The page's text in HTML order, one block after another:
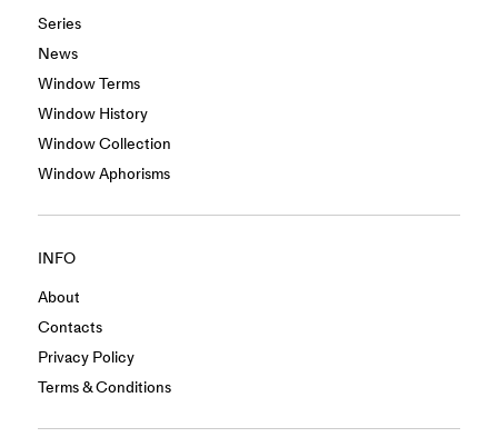
Series
News
Window Terms
Window History
Window Collection
Window Aphorisms
INFO
About
Contacts
Privacy Policy
Terms & Conditions